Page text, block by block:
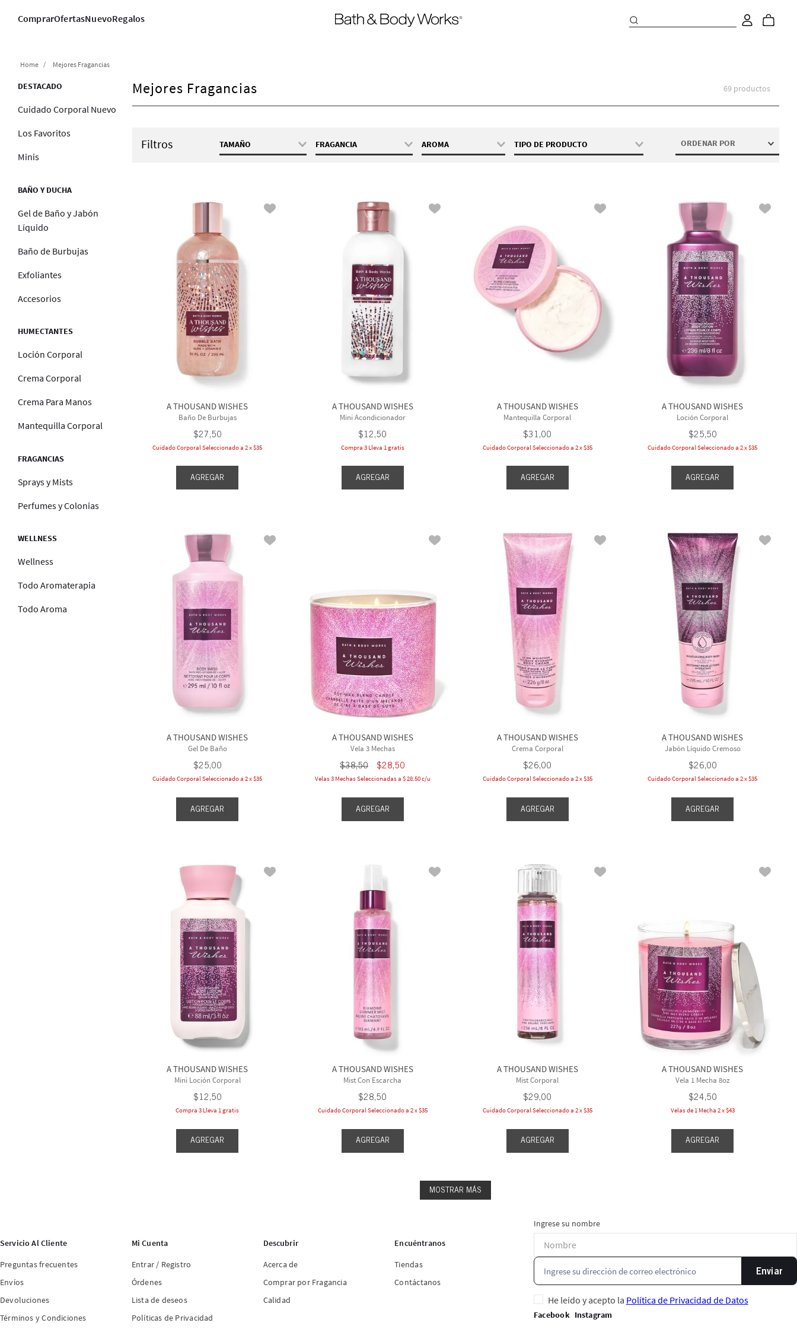
ComprarOfertasNuevoRegalos
Mejores Fragancias
DESTACADO
Cuidado Corporal Nuevo
Los Favoritos
Minis
BAÑO Y DUCHA
Gel de Baño y Jabón
Líquido
Baño de Burbujas
Exfoliantes
Accesorios
HUMECTANTES
Loción Corporal
Crema Corporal
Crema Para Manos
Mantequilla Corporal
FRAGANCIAS
Sprays y Mists
Perfumes y Colonias
WELLNESS
Wellness
Todo Aromaterapia
Todo Aroma
Mejores Fragancias 69 productos
Filtros
AROMA
FRAGANCIA
Into The Night
Japanese Cherry
Blossom
Teakwood
Ocean
TAMAÑO
1.5 oz / 42.5 g
Mostrar 10 más
TIPO DE PRODUCTO
Exfoliante Con Escarcha
Fragancia Para El Carro
Fragancia Para Wallflowers
Gel de Baño
Jabón De Barra
Jabón De Gel
Jabón Espumoso
Mostrar 17 más
ORDENAR POR
A THOUSAND WISHES
Baño De Burbujas
$27,50
Cuidado Corporal Seleccionado a 2 x $35
AGREGAR
A THOUSAND WISHES
Mini Acondicionador
$12,50
Compra 3 Lleva 1 gratis
AGREGAR
A THOUSAND WISHES
Mantequilla Corporal
$31 ,00
Cuidado Corporal Seleccionado a 2 x $35
AGREGAR
A THOUSAND WISHES
Loción Corporal
$25,50
Cuidado Corporal Seleccionado a 2 x $35
AGREGAR
A THOUSAND WISHES
Gel De Baño
$25,00
Cuidado Corporal Seleccionado a 2 x $35
AGREGAR
A THOUSAND WISHES
Vela 3 Mechas
$38,50 $28,50
Velas 3 Mechas Seleccionadas a $ 28.50 c/u
AGREGAR
A THOUSAND WISHES
Crema Corporal
$26,00
Cuidado Corporal Seleccionado a 2 x $35
AGREGAR
A THOUSAND WISHES
Jabón Líquido Cremoso
$26,00
Cuidado Corporal Seleccionado a 2 x $35
AGREGAR
A THOUSAND WISHES
Mini Loción Corporal
$12,50
Compra 3 Lleva 1 gratis
AGREGAR
A THOUSAND WISHES
Mist Con Escarcha
$28,50
Cuidado Corporal Seleccionado a 2 x $35
AGREGAR
A THOUSAND WISHES
Mist Corporal
$29,00
Cuidado Corporal Seleccionado a 2 x $35
AGREGAR
A THOUSAND WISHES
Vela 1 Mecha 8oz
$24,50
Velas de 1 Mecha 2 x $43
AGREGAR
MOSTRAR MÁS
Servicio Al Cliente
Preguntas frecuentes
Envíos
Devoluciones
Términos y Condiciones
Mi Cuenta
Entrar / Registro
Órdenes
Lista de deseos
Políticas de Privacidad
Descubrir
Acerca de
Comprar por Fragancia
Calidad
Encuéntranos
Tiendas
Contáctanos
Ingrese su nombre
Enviar
He leído y acepto la Política de Privacidad de Datos